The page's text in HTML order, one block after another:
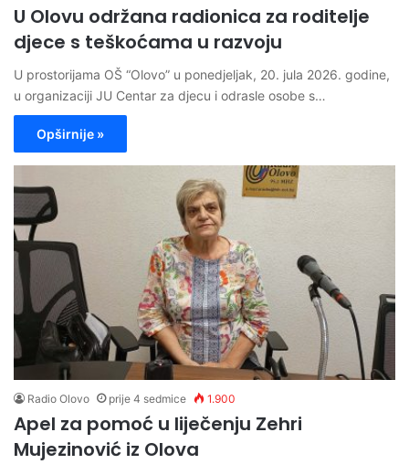
U Olovu održana radionica za roditelje
djece s teškoćama u razvoju
U prostorijama OŠ “Olovo” u ponedjeljak, 20. jula 2026. godine,
u organizaciji JU Centar za djecu i odrasle osobe s…
Opširnije »
Radio Olovo prije 4 sedmice 1.900
Apel za pomoć u liječenju Zehri
Mujezinović iz Olova